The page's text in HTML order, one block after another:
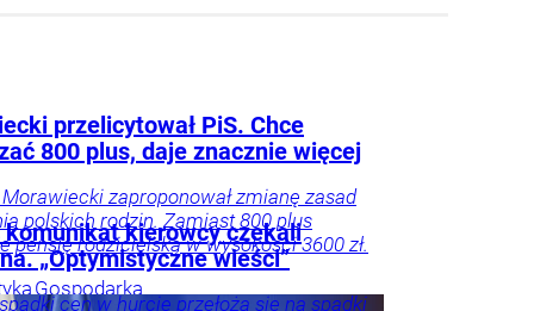
przelicytował PiS. Chce
800 plus, daje znacznie więcej
zaproponował zmianę zasad
polskich rodzin. Zamiast 800 plus
pensję rodzicielską w wysokości 3600 zł.
Gospodarka
komunikat kierowcy czekali
„Optymistyczne wieści”
cen w hurcie przełożą się na spadki